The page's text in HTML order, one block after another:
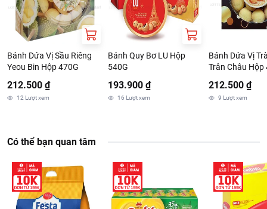
Bánh Dứa Vị Sầu Riêng
Yeou Bin Hộp 470G
212.500 ₫
12 Lượt xem
Bánh Quy Bơ LU Hộp
540G
193.900 ₫
16 Lượt xem
Bánh Dứa Vị
Trân Châu Hộp
212.500 ₫
9 Lượt xem
Có thể bạn quan tâm